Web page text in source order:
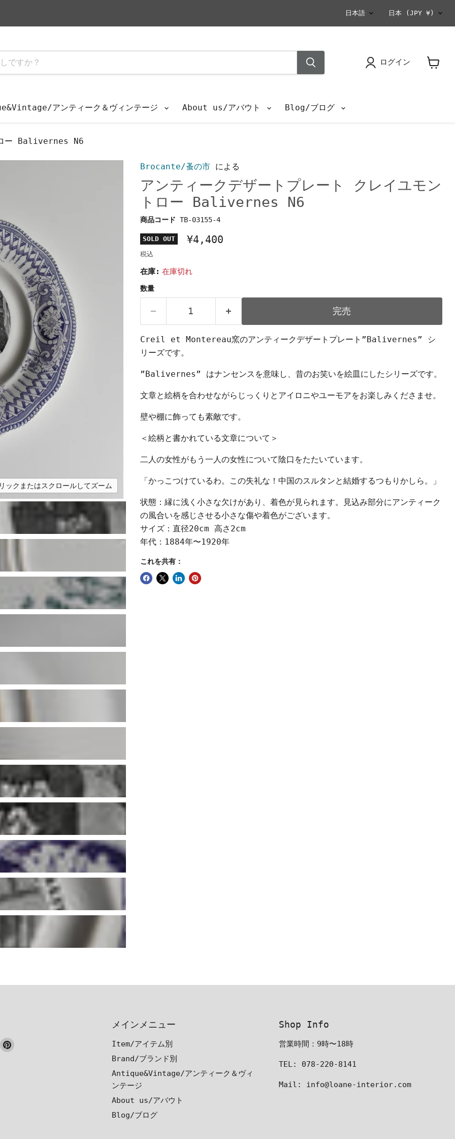
言
語
日本語 国
日本 (JPY ¥)
ログイン
アンティーク＆ヴィンテージ About us/アバウト Blog/ブログ
ロー Balivernes N6
ックまたはスクロールしてズーム クリックまたはスクロールしてズーム
Brocante/蚤の市による
アンティークデザートプレート クレイユモン
トロー Balivernes N6
商品コード TB-03155-4
SOLD OUT ¥4,400
税込
在庫: 在庫切れ
数量
完売
Creil et Montereau窯のアンティークデザートプレート”Balivernes” シ
リーズです。
”Balivernes” はナンセンスを意味し、昔のお笑いを絵皿にしたシリーズです。
文章と絵柄を合わせながらじっくりとアイロニやユーモアをお楽しみくださませ。
壁や棚に飾っても素敵です。
＜絵柄と書かれている文章について＞
二人の女性がもう一人の女性について陰口をたたいています。
「かっこつけているわ。この失礼な！中国のスルタンと結婚するつもりかしら。」
状態：縁に浅く小さな欠けがあり、着色が見られます。見込み部分にアンティーク
の風合いを感じさせる小さな傷や着色がございます。
サイズ：直径20cm 高さ2cm
年代：1884年〜1920年
これを共有：
Pinterest
メインメニュー
Item/アイテム別
Brand/ブランド別
Antique&Vintage/アンティーク＆ヴィ
ンテージ
About us/アバウト
Blog/ブログ
Shop Info
営業時間：9時〜18時
TEL: 078-220-8141
Mail: info@loane-interior.com